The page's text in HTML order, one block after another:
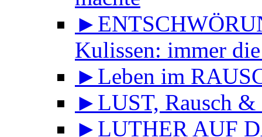
Kulissen: immer
►Leben im
►LUST, Rausch
►LUTHER AUF